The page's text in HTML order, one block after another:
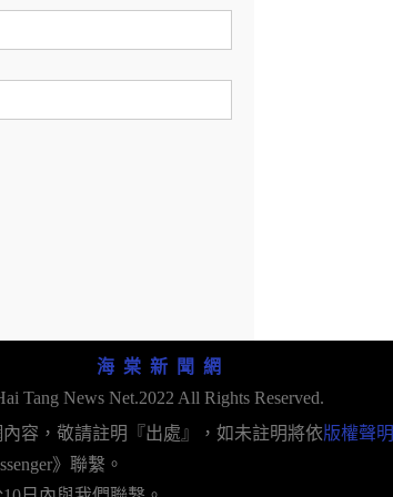
海 棠 新 聞 網
Tang News Net.2022 All Rights Reserved.
容，敬請註明『出處』，如未註明將依版權聲明
》聯繫。